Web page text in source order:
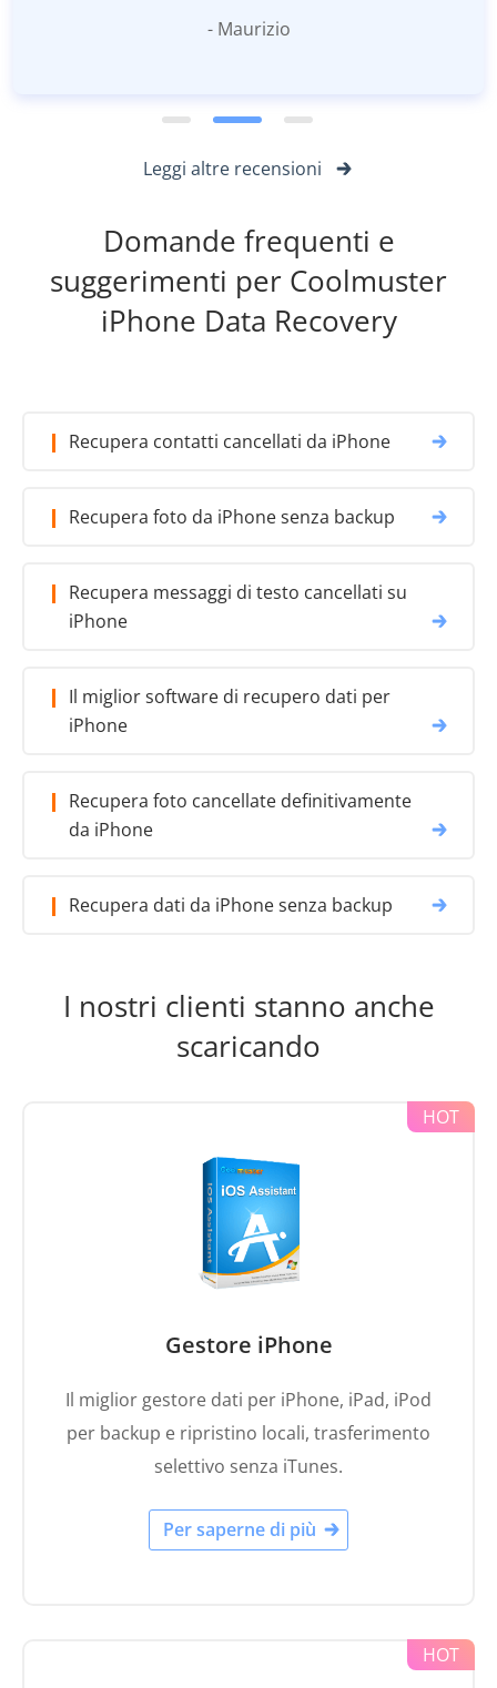
- Maurizio
Leggi altre recensioni
Domande frequenti e
suggerimenti per Coolmuster
iPhone Data Recovery
Recupera contatti cancellati da iPhone
Recupera foto da iPhone senza backup
Recupera messaggi di testo cancellati su
iPhone
Il miglior software di recupero dati per
iPhone
Recupera foto cancellate definitivamente
da iPhone
Recupera dati da iPhone senza backup
I nostri clienti stanno anche
scaricando
Gestore iPhone
Il miglior gestore dati per iPhone, iPad, iPod
per backup e ripristino locali, trasferimento
selettivo senza iTunes.
Per saperne di più